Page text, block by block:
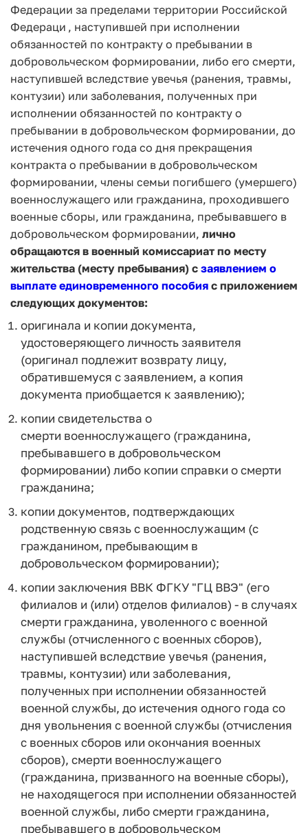
Федерации за пределами территории Российской
Федераци , наступившей при исполнении
обязанностей по контракту о пребывании в
добровольческом формировании, либо его смерти,
наступившей вследствие увечья (ранения, травмы,
контузии) или заболевания, полученных при
исполнении обязанностей по контракту о
пребывании в добровольческом формировании, до
истечения одного года со дня прекращения
контракта о пребывании в добровольческом
формировании, члены семьи погибшего (умершего)
военнослужащего или гражданина, проходившего
военные сборы, или гражданина, пребывавшего в
добровольческом формировании, лично
обращаются в военный комиссариат по месту
жительства (месту пребывания) с заявлением о
выплате единовременного пособия с приложением
следующих документов:
оригинала и копии документа,
удостоверяющего личность заявителя
(оригинал подлежит возврату лицу,
обратившемуся с заявлением, а копия
документа приобщается к заявлению);
копии свидетельства о
смерти военнослужащего (гражданина,
пребывавшего в добровольческом
формировании) либо копии справки о смерти
гражданина;
копии документов, подтверждающих
родственную связь с военнослужащим (с
гражданином, пребывающим в
добровольческом формировании);
копии заключения ВВК ФГКУ "ГЦ ВВЭ" (его
филиалов и (или) отделов филиалов) - в случаях
смерти гражданина, уволенного с военной
службы (отчисленного с военных сборов),
наступившей вследствие увечья (ранения,
травмы, контузии) или заболевания,
полученных при исполнении обязанностей
военной службы, до истечения одного года со
дня увольнения с военной службы (отчисления
с военных сборов или окончания военных
сборов), смерти военнослужащего
(гражданина, призванного на военные сборы),
не находящегося при исполнении обязанностей
военной службы, либо смерти гражданина,
пребывавшего в добровольческом